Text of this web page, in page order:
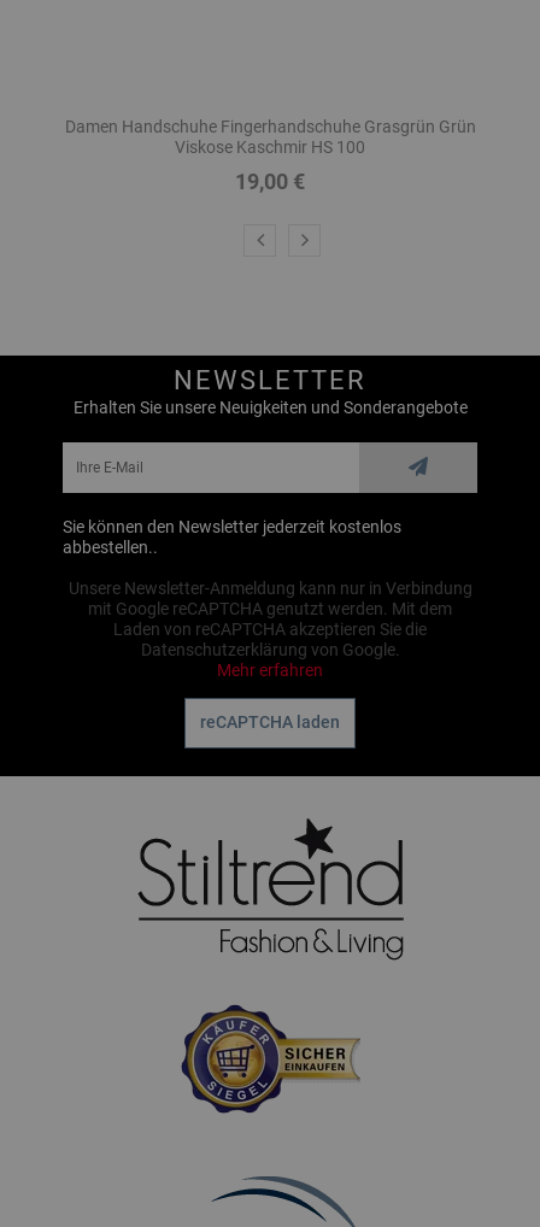
Damen Handschuhe Fingerhandschuhe Grasgrün Grün
Viskose Kaschmir HS 100
Preis
19,00 €
NEWSLETTER
Erhalten Sie unsere Neuigkeiten und Sonderangebote
Sie können den Newsletter jederzeit kostenlos
abbestellen..
Unsere Newsletter-Anmeldung kann nur in Verbindung
mit Google reCAPTCHA genutzt werden. Mit dem
Laden von reCAPTCHA akzeptieren Sie die
Datenschutzerklärung von Google.
Mehr erfahren
reCAPTCHA laden